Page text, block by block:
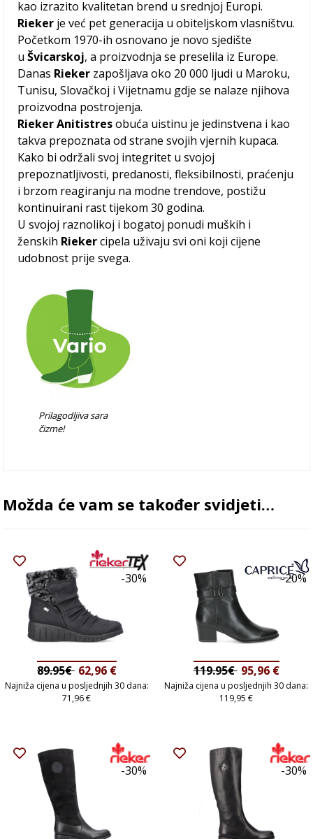
kao izrazito kvalitetan brend u srednjoj Europi.
Rieker je već pet generacija u obiteljskom vlasništvu.
Početkom 1970-ih osnovano je novo sjedište
uŠvicarskoj, a proizvodnja se preselila iz Europe.
Danas Rieker zapošljava oko 20 000 ljudi u Maroku,
Tunisu, Slovačkoj i Vijetnamu gdje se nalaze njihova
proizvodna postrojenja.
Rieker Anitistresobuća uistinu je jedinstvena i kao
takva prepoznata od strane svojih vjernih kupaca.
Kako bi održali svoj integritet u svojoj
prepoznatljivosti, predanosti, fleksibilnosti, praćenju
i brzom reagiranju na modne trendove, postižu
kontinuirani rast tijekom 30 godina.
U svojoj raznolikoj i bogatoj ponudi muških i
ženskih Riekercipela uživaju svi oni koji cijene
udobnost prije svega.
Prilagodljiva sara
čizme!
Možda će vam se također svidjeti…
-30%
89.95€ 62,96 €
Najniža cijena u posljednjih 30 dana:
71,96€
-20%
119.95€ 95,96 €
Najniža cijena u posljednjih 30 dana:
119,95€
-30% -30%